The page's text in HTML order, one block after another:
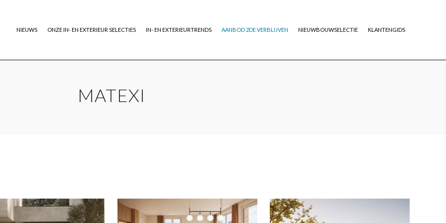
NIEUWS ONZE IN- EN EXTERIEUR SELECTIES IN- EN EXTERIEURTRENDS AANBOD 2DE VERBLIJVEN NIEUWBOUWSELECTIE KLANTENGIDS
MATEXI